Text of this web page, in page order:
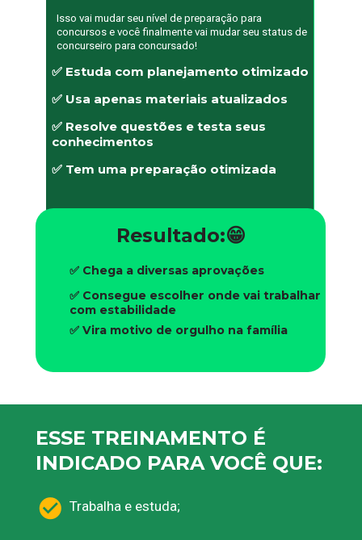
Isso vai mudar seu nível de preparação para
concursos e você finalmente vai mudar seu status de
concurseiro para concursado!
✅ Estuda com planejamento otimizado
✅ Usa apenas materiais atualizados
✅ Resolve questões e testa seus
conhecimentos
✅ Tem uma preparação otimizada
Resultado:😁
✅ Chega a diversas aprovações
✅ Consegue escolher onde vai trabalhar
com estabilidade
✅ Vira motivo de orgulho na família
ESSE TREINAMENTO É
INDICADO PARA VOCÊ QUE:
Trabalha e estuda;